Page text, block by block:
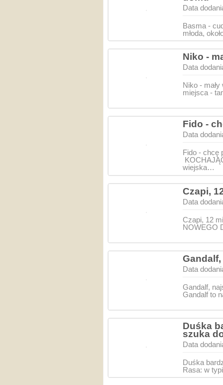
Data
Basma -
młoda,
Niko -
Data
Niko -
miejsca -
Fido -
Data
Fido - chcę
wiejska…
Czapi,
Data
Czapi, 12
NOWEGO
Data
Gandalf,
Gandalf to
Duśka
szuka
Data
Duśka
Rasa: w